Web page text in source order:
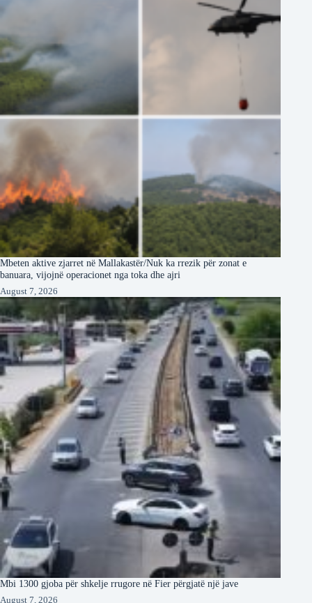
Mbeten aktive zjarret në Mallakastër/Nuk ka rrezik për zonat e
banuara, vijojnë operacionet nga toka dhe ajri
August 7, 2026
Mbi 1300 gjoba për shkelje rrugore në Fier përgjatë një jave
August 7, 2026